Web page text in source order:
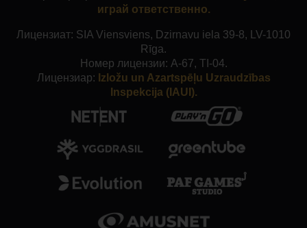
играй ответственно.
Лицензиат: SIA Viensviens, Dzirnavu iela 39-8, LV-1010
Rīga.
Номер лицензии: A-67, TI-04.
Лицензиар: Izložu un Azartspēļu Uzraudzības
Inspekcija (IAUI).